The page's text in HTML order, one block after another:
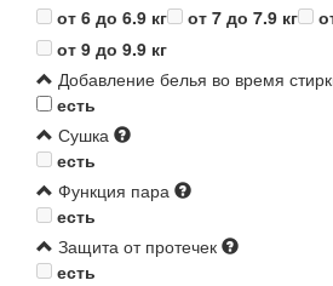
от 6 до 6.9 кг
от 7 до 7.9 кг
от 9 до 9.9 кг
Добавление белья во время
есть
Сушка
есть
Функция пара
есть
Защита от протечек
есть